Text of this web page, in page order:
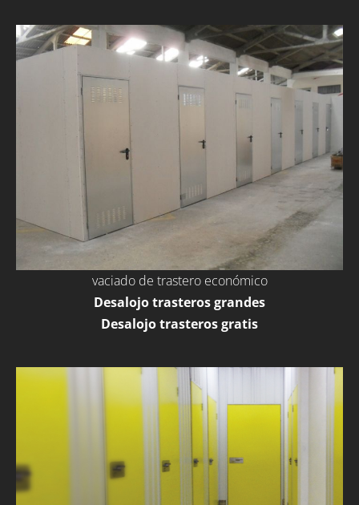
vaciado de trastero económico
Desalojo trasteros grandes
Desalojo trasteros gratis